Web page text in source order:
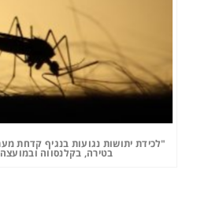
"לכידת יתושות נגועות בנגיף קדחת
בטירה, בקלנסווה